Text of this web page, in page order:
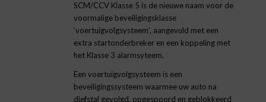
SCM/CCV Klasse 5 is de nieuwe naam voor de
voormalige beveiligingsklasse
‘voertuigvolgsysteem’, aangevuld met een
extra startonderbreker en een koppeling met
het Klasse 3 alarmsyteem.
Een voertuigvolgsysteem is een
beveiligingssysteem waarmee uw auto na
diefstal gevolgd, opgespoord en geblokkeerd